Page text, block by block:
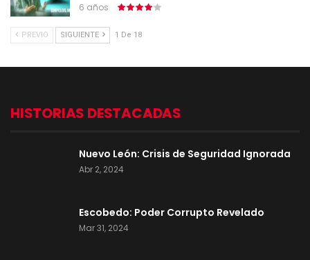
6 años
PREVIO SIGUIENTE 1 De 18
HISTORIAS DESTACADAS
Nuevo León: Crisis de Seguridad Ignorada
Abr 2, 2024
Escobedo: Poder Corrupto Revelado
Mar 31, 2024